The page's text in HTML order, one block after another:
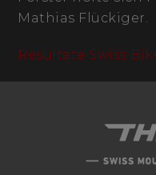
Mathias Flückiger.
Resultate Swiss